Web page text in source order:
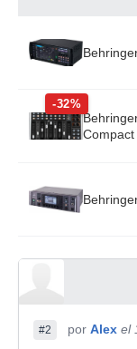
-32%
Compact
#2 por Alex el